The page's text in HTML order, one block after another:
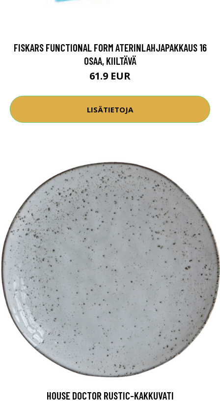
FISKARS FUNCTIONAL FORM ATERINLAHJAPAKKAUS 16
OSAA, KIILTÄVÄ
61.9 EUR
LISÄTIETOJA
HOUSE DOCTOR RUSTIC-KAKKUVATI